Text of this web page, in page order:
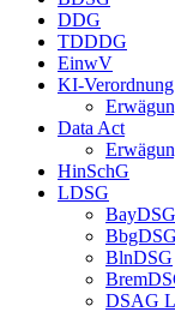
DDG
TDDDG
EinwV
KI-Verordnung
Data Act
HinSchG
LDSG
BayDSG
BbgDSG
BlnDSG
DSAG